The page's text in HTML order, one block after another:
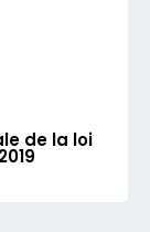
de la loi